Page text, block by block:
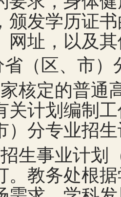
颁发学历证
网址，以及
省（区、市）
核定的普通
关计划编制
）分专业招
生事业计划
。教务处根